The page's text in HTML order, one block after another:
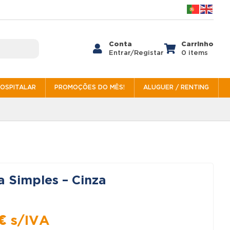

Conta
Entrar/Registar 
Carrinho
0 items
PROMOÇÕES DO MÊS! ALUGUER / RENTING
Simples – Cinza
O
s/IVA